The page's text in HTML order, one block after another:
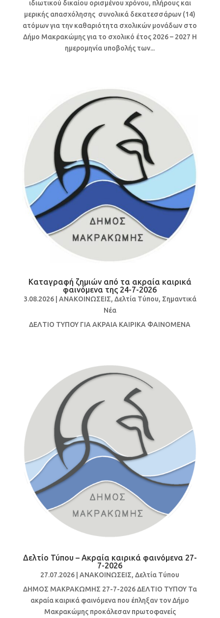
ιδιωτικού δικαίου ορισμένου χρόνου, πλήρους και
μερικής απασχόλησης συνολικά δεκατεσσάρων (14)
ατόμων για την καθαριότητα σχολικών μονάδων στο
Δήμο Μακρακώμης για το σχολικό έτος 2026 – 2027 Η
ημερομηνία υποβολής των...
Καταγραφή ζημιών από τα ακραία καιρικά
φαινόμενα της 24-7-2026
3.08.2026| ΑΝΑΚΟΙΝΩΣΕΙΣ, Δελτία Τύπου, Σημαντικά
Νέα
ΔΕΛΤΙΟ ΤΥΠΟΥ ΓΙΑ ΑΚΡΑΙΑ ΚΑΙΡΙΚΑ ΦΑΙΝΟΜΕΝΑ
Δελτίο Τύπου – Ακραία καιρικά φαινόμενα 27-
7-2026
27.07.2026 |ΑΝΑΚΟΙΝΩΣΕΙΣ,Δελτία Τύπου
ΔΗΜΟΣ ΜΑΚΡΑΚΩΜΗΣ 27-7-2026 ΔΕΛΤΙΟ ΤΥΠΟΥ Τα
ακραία καιρικά φαινόμενα που έπληξαν τον Δήμο
Μακρακώμης προκάλεσαν πρωτοφανείς